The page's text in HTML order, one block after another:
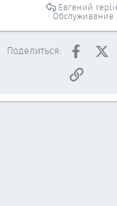
Обслуживание
Евгений
Поделиться:
Ссылка